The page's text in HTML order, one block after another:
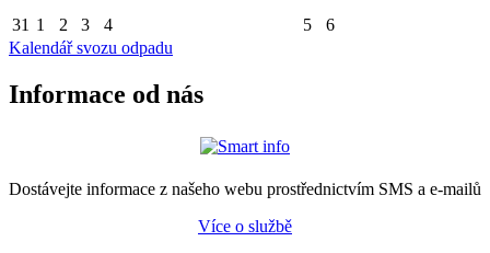
31 1 2 3 4 5
6
Kalendář svozu odpadu
Informace od nás
Dostávejte informace z našeho webu prostřednictvím SMS a e-mailů
Více o službě